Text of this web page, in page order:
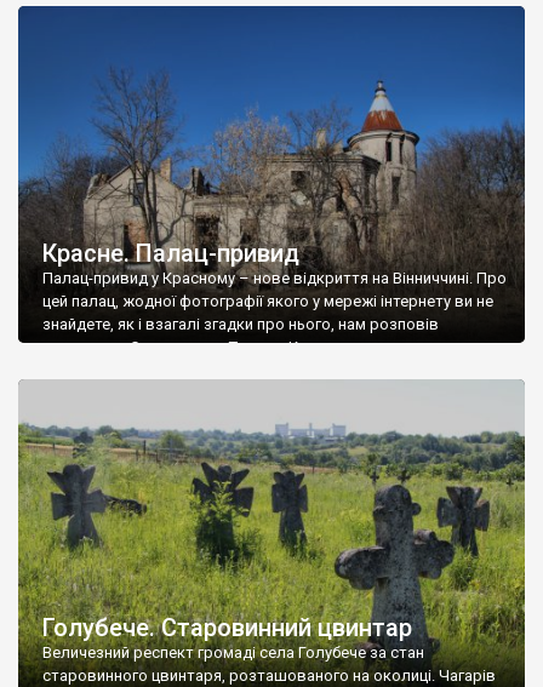
Красне. Палац-привид
Палац-привид у Красному – нове відкриття на Вінниччині. Про
цей палац, жодної фотографії якого у мережі інтернету ви не
знайдете, як і взагалі згадки про нього, нам розповів
мешканець Самгородка. Палац у Красному вразив не лише
Голубече. Старовинний цвинтар
Величезний респект громаді села Голубече за стан
старовинного цвинтаря, розташованого на околиці. Чагарів